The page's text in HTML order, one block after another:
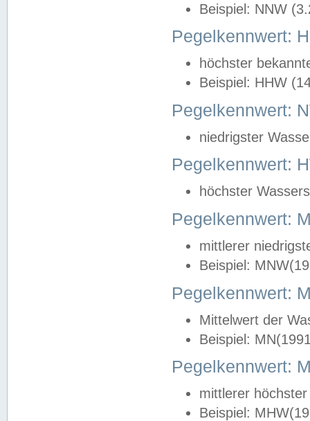
Beispiel: NNW
Pegelkennwert:
höchster
Beispiel: HHW
Pegelkennwert:
niedrigster
Pegelkennwert:
höchster
Pegelkennwert:
mittlerer
Beispiel:
Pegelkennwert:
Mittelwert der
Beispiel:
Pegelkennwert:
mittlerer
Beispiel: